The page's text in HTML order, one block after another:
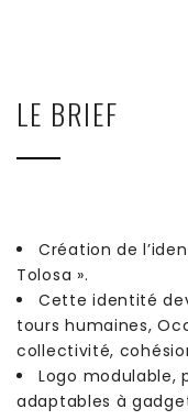
LE BRIEF
Création de
Tolosa ».
Cette identité
tours humaines,
collectivité,
Logo modulable,
adaptables à